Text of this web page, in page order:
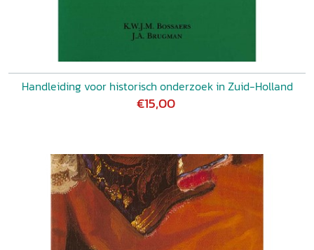
Handleiding voor historisch onderzoek in Zuid-Holland
€15,00